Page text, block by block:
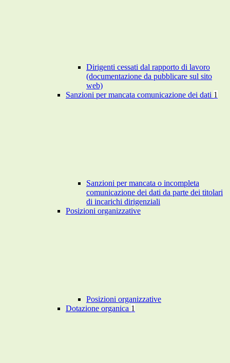
Dirigenti cessati dal rapporto di lavoro
(documentazione da pubblicare sul sito
web)
Sanzioni per mancata comunicazione dei dati 1
Sanzioni per mancata o incompleta
comunicazione dei dati da parte dei titolari
di incarichi dirigenziali
Posizioni organizzative
Posizioni organizzative
Dotazione organica 1